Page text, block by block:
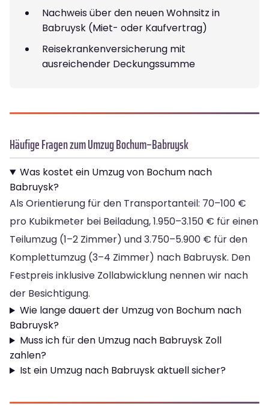
Nachweis über den neuen Wohnsitz in
Babruysk (Miet- oder Kaufvertrag)
Reisekrankenversicherung mit
ausreichender Deckungssumme
Häufige Fragen zum Umzug Bochum–Babruysk
Was kostet ein Umzug von Bochum nach
Babruysk?
Als Orientierung für den Transportanteil: 70–100 €
pro Kubikmeter bei Beiladung, 1.950–3.150 € für einen
Teilumzug (1–2 Zimmer) und 3.750–5.900 € für den
Komplettumzug (3–4 Zimmer) nach Babruysk. Den
Festpreis inklusive Zollabwicklung nennen wir nach
der Besichtigung.
Wie lange dauert der Umzug von Bochum nach
Babruysk?
Muss ich für den Umzug nach Babruysk Zoll
zahlen?
Ist ein Umzug nach Babruysk aktuell sicher?